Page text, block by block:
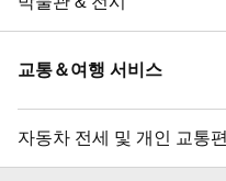
교통＆여행 서비스
자동차 전세 및 개인 교통편